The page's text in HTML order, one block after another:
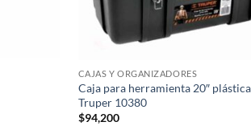
CAJAS Y ORGANIZADORES
Caja para herramienta 20″ plástica
Truper 10380
$94,200